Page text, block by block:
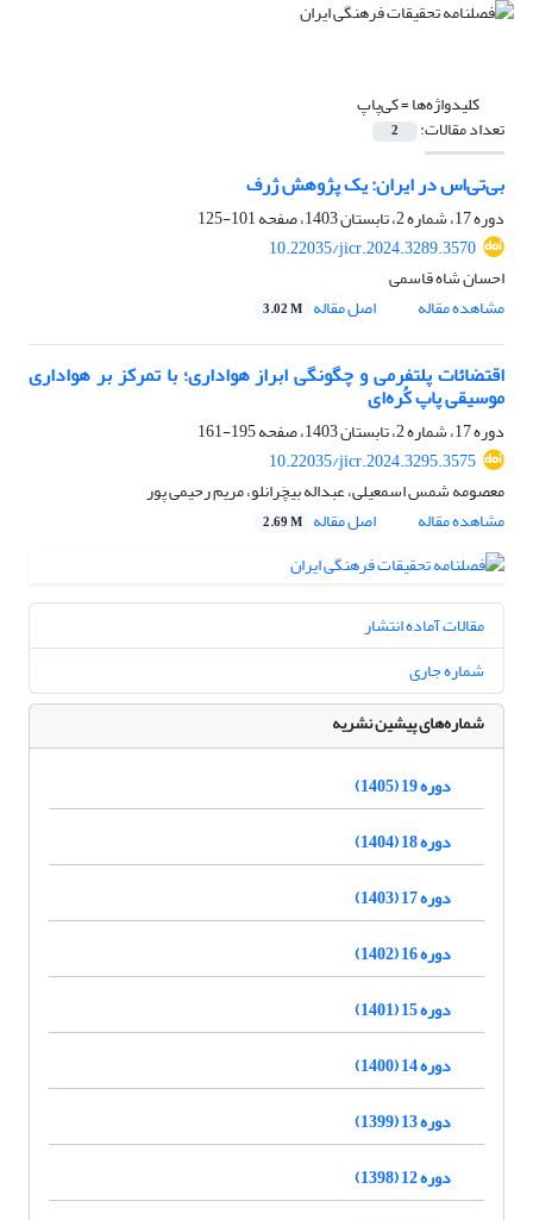
کلیدواژه‌ها =کی‌پاپ
تعداد مقالات: 2
بی‌تی‌اس در ایران: یک پژوهش ژرف
دوره 17، شماره 2، تابستان 1403، صفحه
101-125
10.22035/jicr.2024.3289.3570
احسان شاه قاسمی
مشاهده مقاله
اصل مقاله 3.02 M
اقتضائات پلتفرمی و چگونگی ابراز هواداری؛ با تمرکز بر هواداری
موسیقی پاپ کُره‌ای
دوره 17، شماره 2، تابستان 1403، صفحه
195-161
10.22035/jicr.2024.3295.3575
معصومه شمس اسمعیلی، عبداله بیچَرانلو، مریم رحیمی پور
مشاهده مقاله
اصل مقاله 2.69 M
مقالات آماده انتشار
شماره جاری
شماره‌های پیشین نشریه
دوره 19 (1405)
دوره 18 (1404)
دوره 17 (1403)
دوره 16 (1402)
دوره 15 (1401)
دوره 14 (1400)
دوره 13 (1399)
دوره 12 (1398)